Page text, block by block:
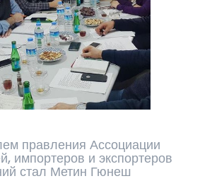
правления Ассоциации
импортеров и экспортеров
стал Метин Гюнеш